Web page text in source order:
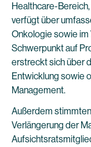
Healthcare-
verfügt über
Onkologie sowie im
Schwerpunkt auf
erstreckt sich über
Entwicklung sowie
Management.
Außerdem
Verlängerung der